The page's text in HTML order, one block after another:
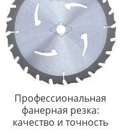
Профессиональная
фанерная резка:
качество и точность